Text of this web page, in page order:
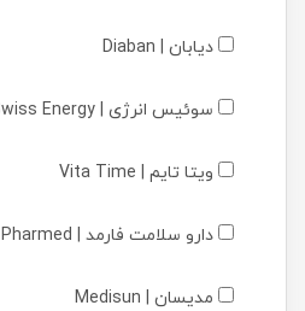
دیابان | Diaban
سوئیس انرژی | Swiss Energy
ویتا تایم | Vita Time
دارو سلامت فارمد | Daru Salamat Pharmed
مدیسان | Medisun